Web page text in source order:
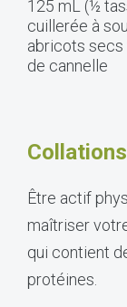
125 mL (½
cuillerée à
abricots secs
de cannelle
Être actif
maîtriser
qui contient
protéines.